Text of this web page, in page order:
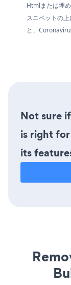
Htmlまたは埋
スニペットの
と、
Not sure
is right
its